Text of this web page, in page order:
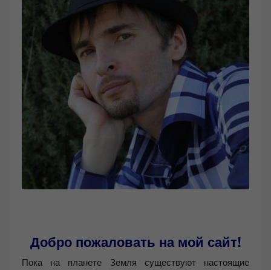
Добро пожаловать на мой сайт!
Пока на планете Земля существуют настоящие